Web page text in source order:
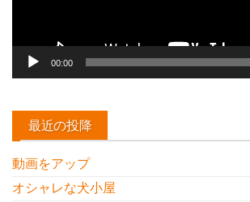
00:00
最近の投降
動画をアップ
オシャレな犬小屋